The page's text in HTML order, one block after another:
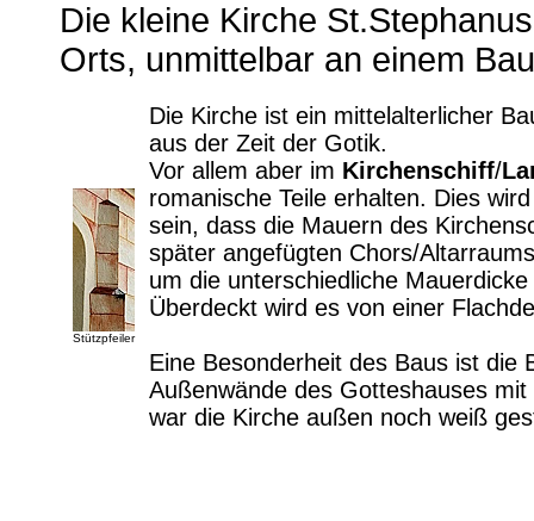
Die kleine Kirche
Orts, unmittelbar an einem
Stützpfeiler
Die Kirche ist ein mittelalterlicher
aus der Zeit der Gotik.
Vor allem aber im Kirchenschiff/
romanische Teile erhalten. Dies
sein, dass die Mauern des
später angefügten Chors/
um die unterschiedliche
Überdeckt wird es von einer
Eine Besonderheit des Baus ist die
Außenwände des Gotteshauses
war die Kirche außen noch weiß